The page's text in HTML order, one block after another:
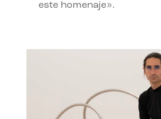
este homenaje».